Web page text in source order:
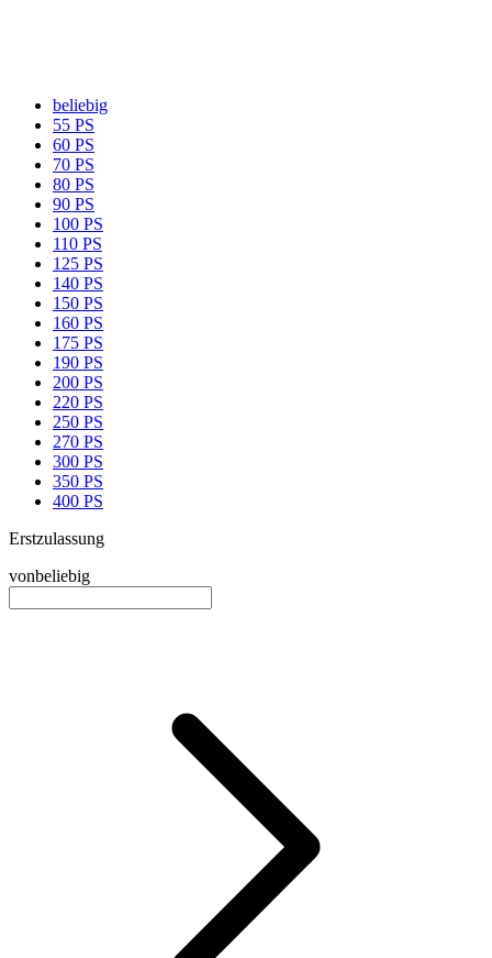
beliebig
55 PS
60 PS
70 PS
80 PS
90 PS
100 PS
110 PS
125 PS
140 PS
150 PS
160 PS
175 PS
190 PS
200 PS
220 PS
250 PS
270 PS
300 PS
350 PS
400 PS
Erstzulassung
vonbeliebig